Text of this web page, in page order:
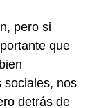
pero si
que
sociales, nos
detrás de